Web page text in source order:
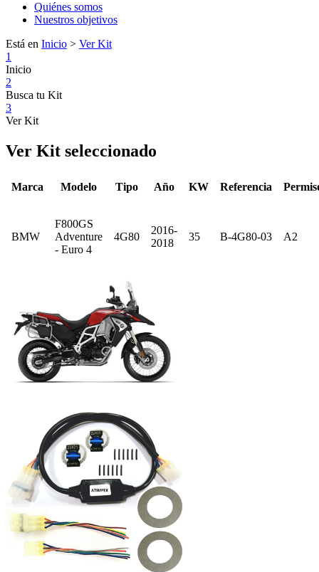
Quiénes somos
Nuestros objetivos
Está en Inicio > Ver Kit
1
Inicio
2
Busca tu Kit
3
Ver Kit
Ver Kit seleccionado
Marca Modelo Tipo Año KW Referencia
BMW
F800GS
Adventure
- Euro 4
4G80
2016-
2018
35 B-4G80-03 A2